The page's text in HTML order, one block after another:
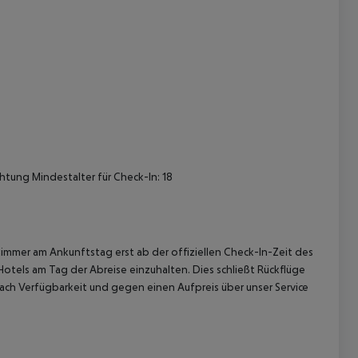
Mindestalter für Check-In: 18
am Ankunftstag erst ab der offiziellen Check-In-Zeit des
am Tag der Abreise einzuhalten. Dies schließt Rückflüge
Verfügbarkeit und gegen einen Aufpreis über unser Service